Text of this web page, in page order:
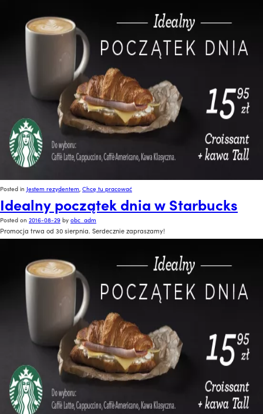
Posted in Jestem rezydentem, Chcę tu pracować
Idealny początek dnia w Starbucks
Posted on 2016-08-29 by obc_adm
Promocja trwa od 30 sierpnia. Serdecznie zapraszamy!